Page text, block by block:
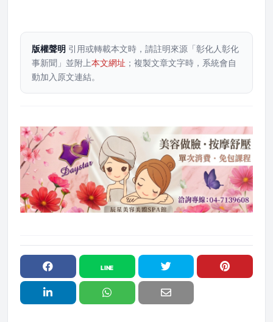
版權聲明 引用或轉載本文時，請註明來源「彰化人彰化
事新聞」並附上本文網址 ；複製文章文字時，系統會自
動加入原文連結。